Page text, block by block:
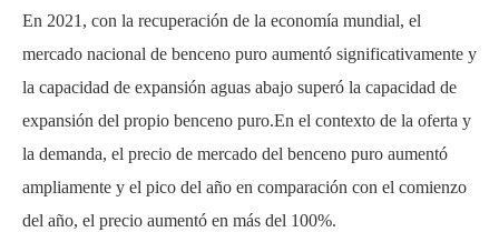
En 2021, con la recuperación de la economía mundial, el
mercado nacional de benceno puro aumentó significativamente y
la capacidad de expansión aguas abajo superó la capacidad de
expansión del propio benceno puro.En el contexto de la oferta y
la demanda, el precio de mercado del benceno puro aumentó
ampliamente y el pico del año en comparación con el comienzo
del año, el precio aumentó en más del 100%.